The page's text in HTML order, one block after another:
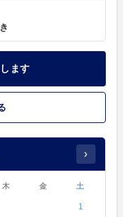
ます
›
木 金 土
1